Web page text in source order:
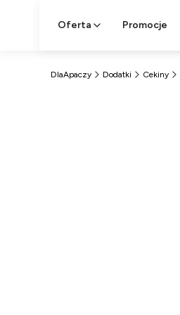
Oferta Promocje
DlaApaczy Dodatki Cekiny